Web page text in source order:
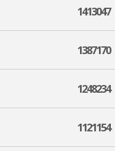
1413047
1387170
1248234
1121154